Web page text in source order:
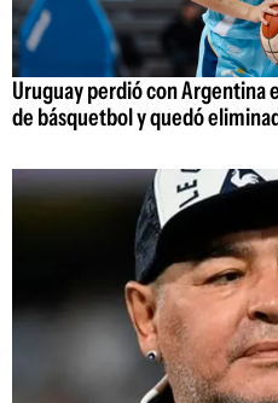
Uruguay perdió con Argentina
de básquetbol y quedó